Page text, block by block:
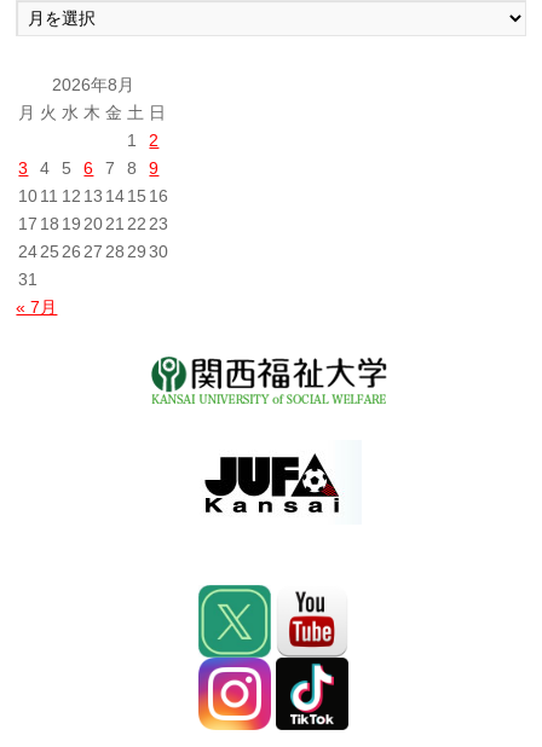
去
稿
2026年8月
月 火 水 木 金 土 日
1
2
3
4 5 6 7 8
9
1011 12 13 1415 16
17 18 19 2021 22 23
2425 26 27 28 29 30
31
« 7月